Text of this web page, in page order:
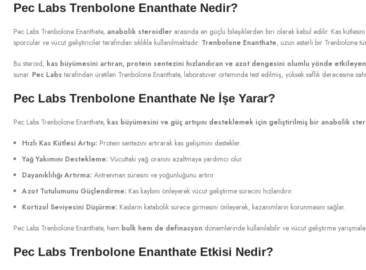
Pec Labs Trenbolone Enanthate Nedir?
Pec Labs Trenbolone Enanthate, anabolik steroidler arasında en güçlü bileşiklerden biri olarak kabul edilir. Kas
sporcular ve vücut geliştiriciler tarafından sıklıkla kullanılmaktadır. Trenbolone Enanthate, uzun esterli bir Trenbolone
Bu steroid, kas büyümesini artıran, protein sentezini hızlandıran ve azot dengesini olumlu yönde etkileyen
sunar. Pec Labs tarafından üretilen Trenbolone Enanthate, laboratuvar ortamında test edilmiş, yüksek saflık derecesine
Pec Labs Trenbolone Enanthate Ne İşe Yarar?
Pec Labs Trenbolone Enanthate, kas büyümesini ve güç artışını desteklemek için geliştirilmiş bir anabolik
Hızlı Kas Kütlesi Artışı: Protein sentezini artırarak kas gelişimini destekler.
Yağ Yakımını Destekleme: Vücuttaki yağ oranını azaltmaya yardımcı olur.
Dayanıklılığı Artırma: Antrenman süresini ve yoğunluğunu artırır.
Azot Tutulumunu Güçlendirme: Kas kaybını önleyerek vücut geliştirme sürecini hızlandırır.
Kortizol Seviyesini Düşürme: Kasların katabolik sürece girmesini önleyerek, kazanımların korunmasını sağlar.
Pec Labs Trenbolone Enanthate, hem bulk hem de definasyon dönemlerinde kullanılabilir ve vücut geliştirme
Pec Labs Trenbolone Enanthate Etkisi Nedir?